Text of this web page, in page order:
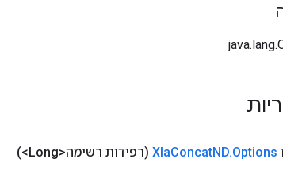
XlaConcatND.Options (רפידות רשימה<Long>)